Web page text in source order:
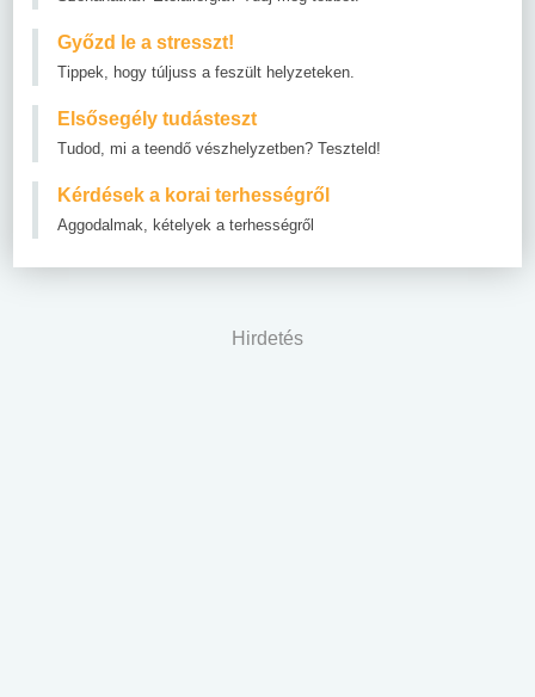
Győzd le a stresszt!
Tippek, hogy túljuss a feszült helyzeteken.
Elsősegély tudásteszt
Tudod, mi a teendő vészhelyzetben? Teszteld!
Kérdések a korai terhességről
Aggodalmak, kételyek a terhességről
Hirdetés